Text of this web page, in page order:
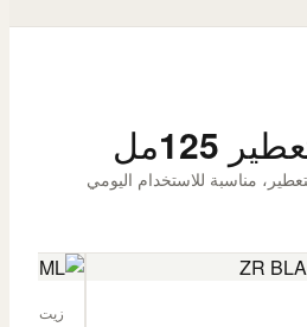
مناسبة للاستخدام اليومي
زيت لأجهزة